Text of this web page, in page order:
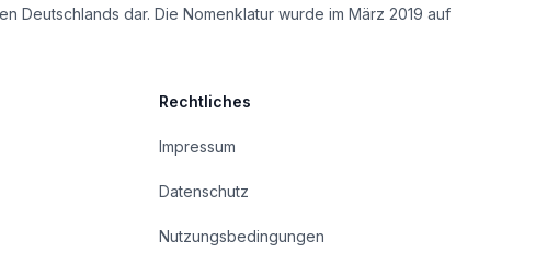
Deutschlands dar. Die Nomenklatur wurde im März 2019 auf
Rechtliches
Impressum
Datenschutz
Nutzungsbedingungen